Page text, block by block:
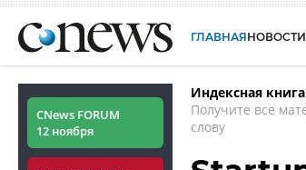
ГЛАВНАЯНОВОСТИ
CNews FORUM
12 ноября
Индексная
Получите все
слову